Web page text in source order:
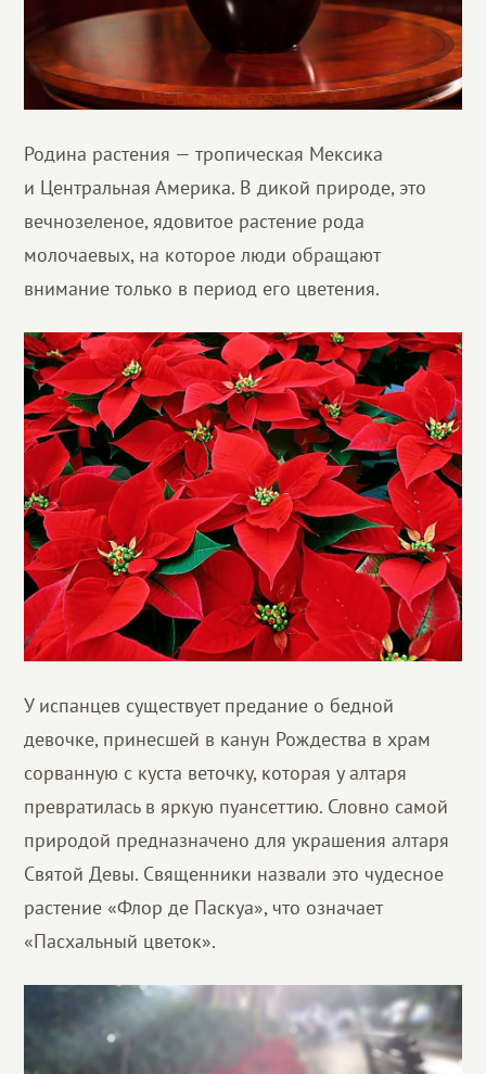
Родина растения — тропическая Мексика
и Центральная Америка. В дикой природе, это
вечнозеленое, ядовитое растение рода
молочаевых, на которое люди обращают
внимание только в период его цветения.
У испанцев существует предание о бедной
девочке, принесшей в канун Рождества в храм
сорванную с куста веточку, которая у алтаря
превратилась в яркую пуансеттию. Словно самой
природой предназначено для украшения алтаря
Святой Девы. Священники назвали это чудесное
растение «Флор де Паскуа», что означает
«Пасхальный цветок».